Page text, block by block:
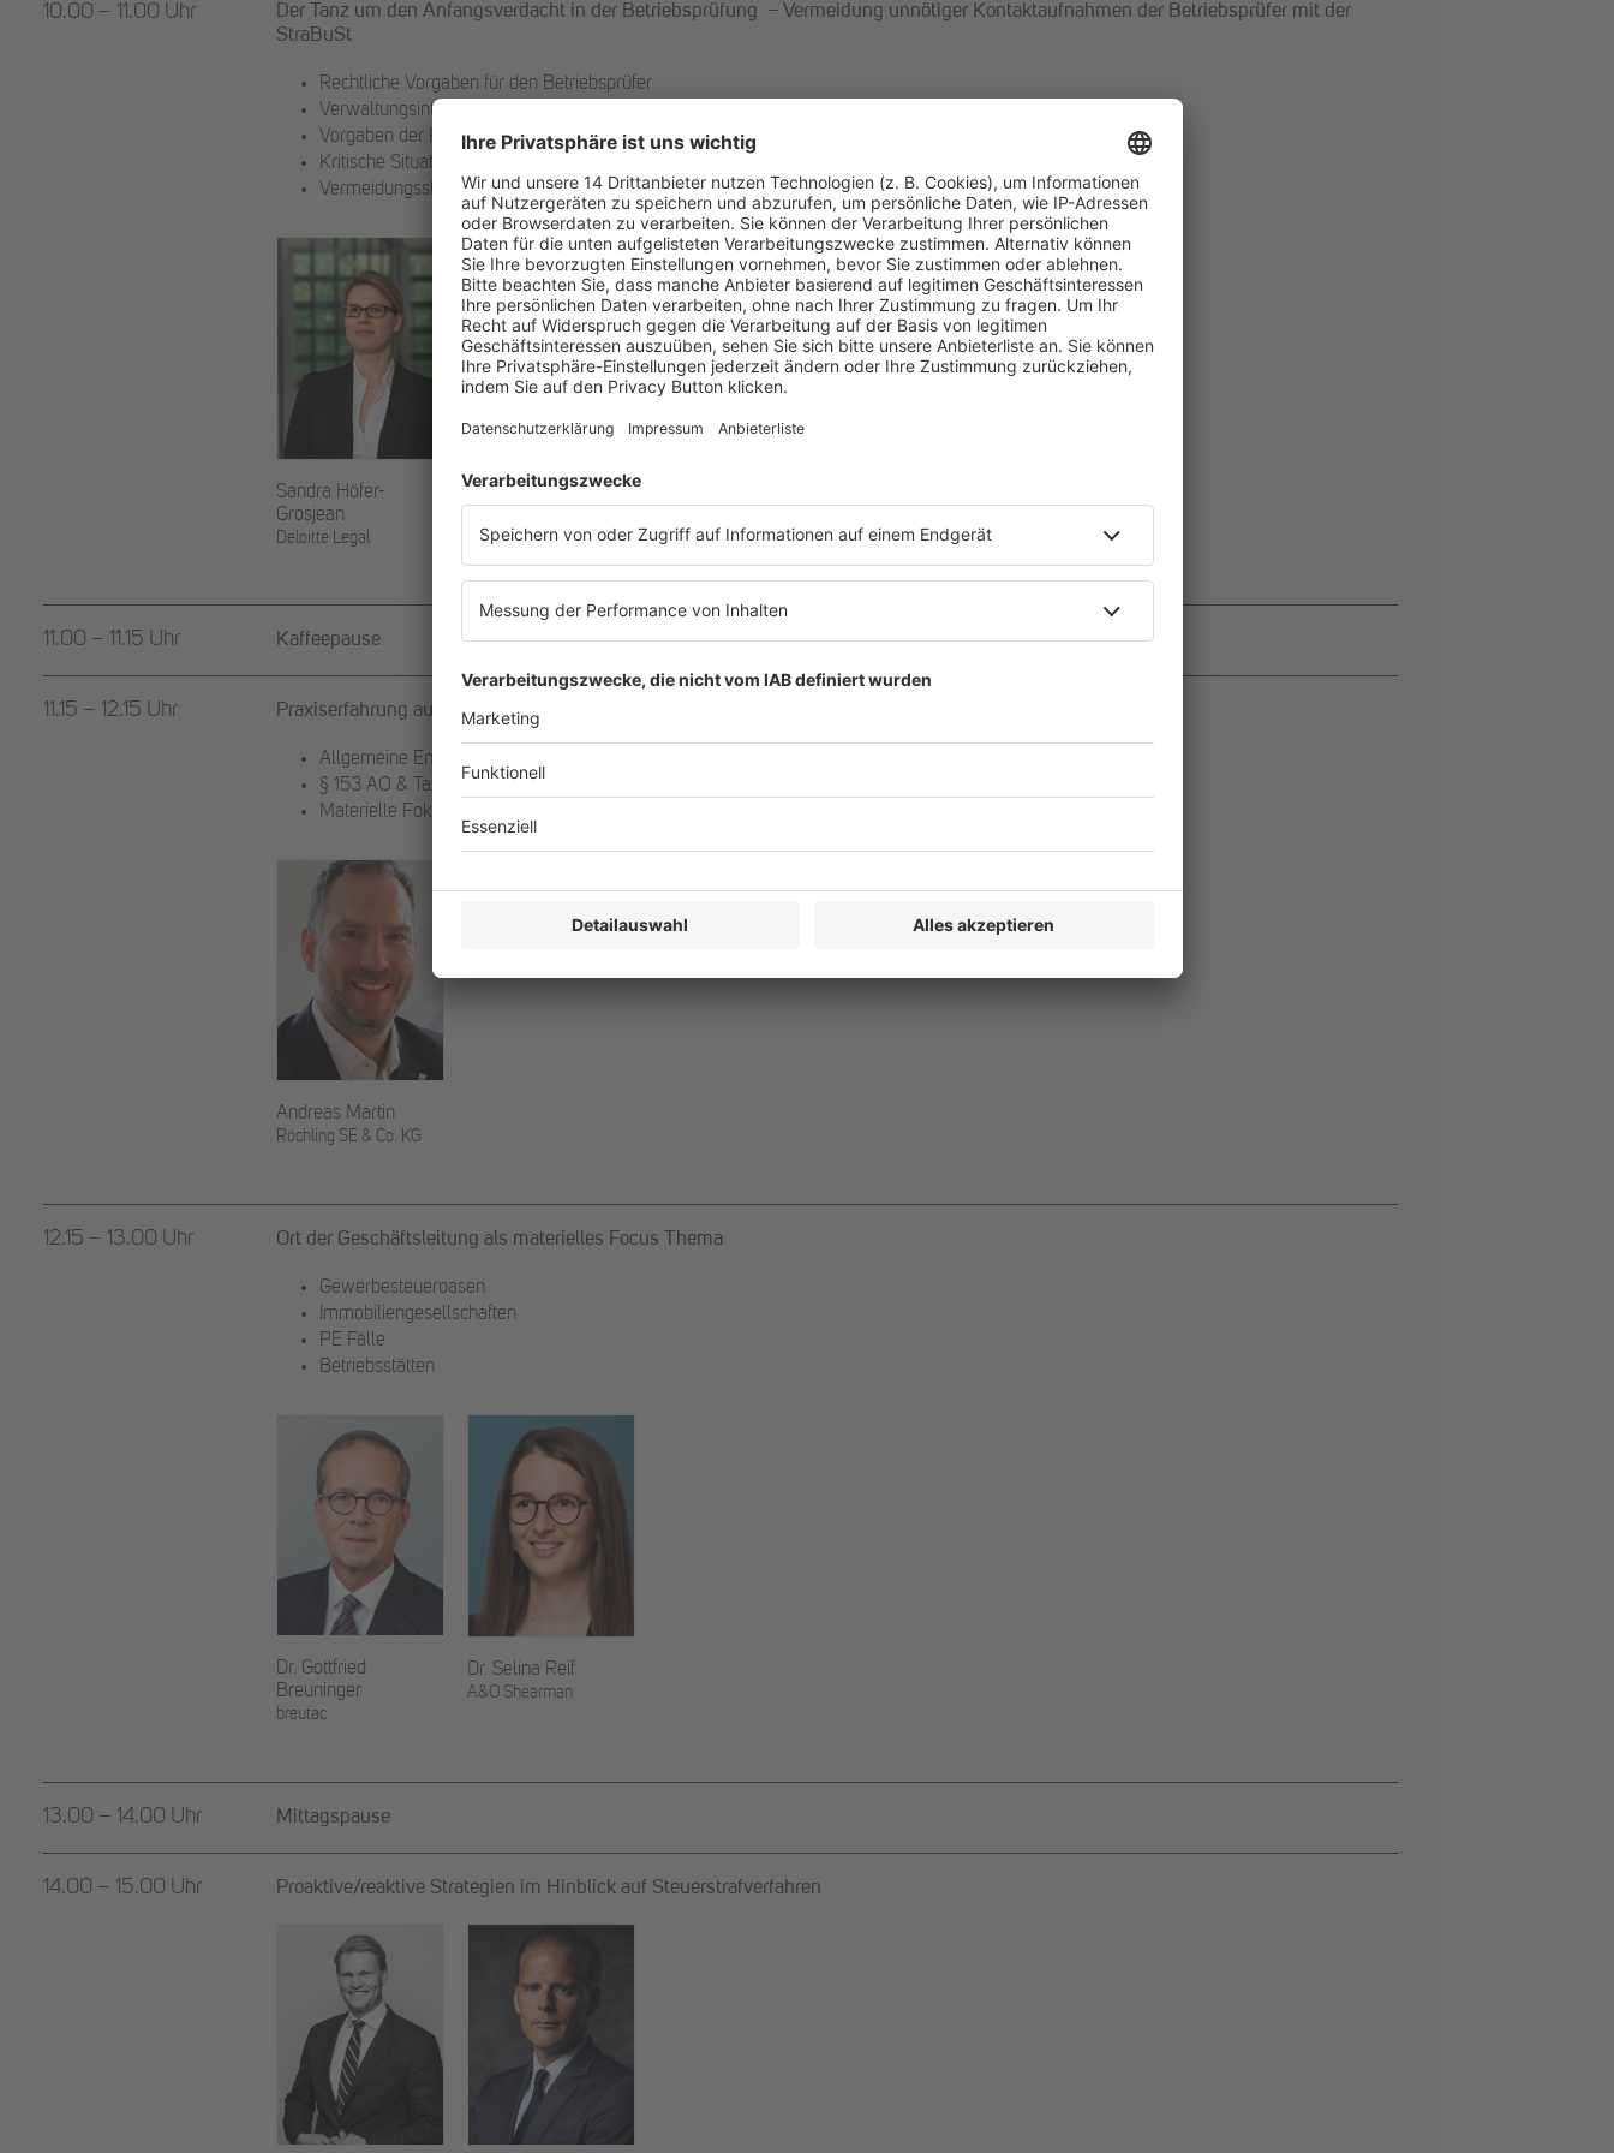
10.00 – 11.00 Uhr
Der Tanz um den Anfangsverdacht in der Betriebsprüfung – Vermeidung unnötiger Kontaktaufnahmen der Betriebsprüfer mit der
StraBuSt
Rechtliche Vorgaben für den Betriebsprüfer
Verwaltungsinterne Vorgaben
Vorgaben der Rechtsprechung
Kritische Situationen
Vermeidungsstrategien
Sandra Höfer-
Grosjean
Deloitte Legal
Volker Radermacher
11.00 – 11.15 Uhr Kaffeepause
11.15 – 12.15 Uhr Praxiserfahrung aus der Betriebsprüfung
Allgemeine Entwicklungen in der Praxis
§ 153 AO & Tax CMS
Materielle Fokusthemen in der BP
Andreas Martin
Röchling SE & Co. KG
12.15 – 13.00 Uhr Ort der Geschäftsleitung als materielles Focus Thema
Gewerbesteueroasen
Immobiliengesellschaften
PE Fälle
Betriebsstätten
Dr. Gottfried
Breuninger
breutac
Dr. Selina Reif
A&O Shearman
13.00 – 14.00 Uhr Mittagspause
14.00 – 15.00 Uhr Proaktive/reaktive Strategien im Hinblick auf Steuerstrafverfahren